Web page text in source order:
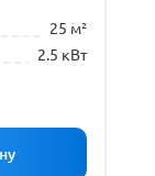
25 м²
2.5 кВт